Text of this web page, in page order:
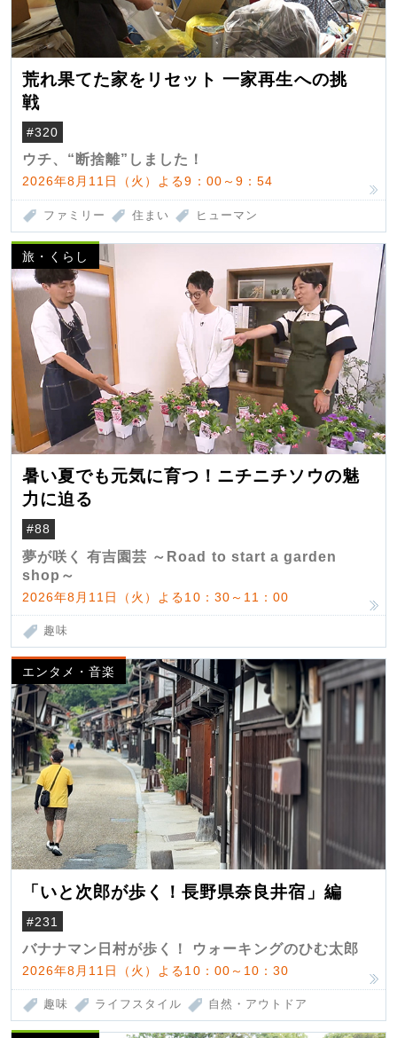
荒れ果てた家をリセット 一家再生への挑
戦
#320
ウチ、“断捨離”しました！
2026年8月11日（火）よる9：00～9：54
ファミリー 住まい ヒューマン
旅・くらし
暑い夏でも元気に育つ！ニチニチソウの魅
力に迫る
#88
夢が咲く 有吉園芸 ～Road to start a garden
shop～
2026年8月11日（火）よる10：30～11：00
趣味
エンタメ・音楽
「いと次郎が歩く！長野県奈良井宿」編
#231
バナナマン日村が歩く！ ウォーキングのひむ太郎
2026年8月11日（火）よる10：00～10：30
趣味 ライフスタイル 自然・アウトドア